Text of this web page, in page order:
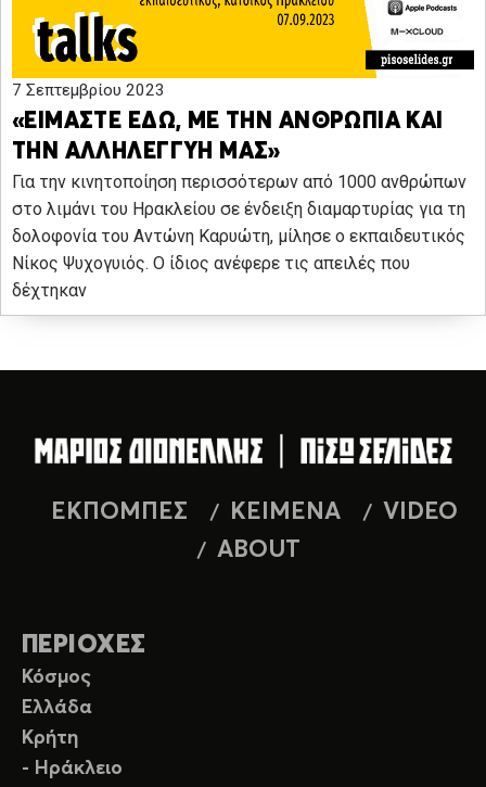
7 Σεπτεμβρίου 2023
«ΕΙΜΑΣΤΕ ΕΔΩ, ΜΕ ΤΗΝ ΑΝΘΡΩΠΙΑ ΚΑΙ
ΤΗΝ ΑΛΛΗΛΕΓΓΥΗ ΜΑΣ»
Για την κινητοποίηση περισσότερων από 1000 ανθρώπων
στο λιμάνι του Ηρακλείου σε ένδειξη διαμαρτυρίας για τη
δολοφονία του Αντώνη Καρυώτη, μίλησε ο εκπαιδευτικός
Νίκος Ψυχογυιός. Ο ίδιος ανέφερε τις απειλές που
δέχτηκαν
ΕΚΠΟΜΠΕΣ ΚΕΙΜΕΝΑ
VIDEO
ABOUT
ΠΕΡΙΟΧΕΣ
Κόσμος
Ελλάδα
Κρήτη
- Ηράκλειο